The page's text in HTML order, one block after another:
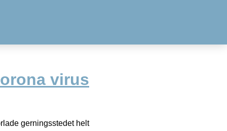
virus
gerningsstedet helt